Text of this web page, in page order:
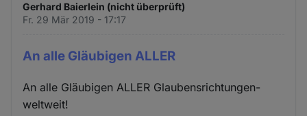
Gerhard Baierlein (nicht überprüft)
Fr. 29 Mär 2019 - 17:17
An alle Gläubigen ALLER
An alle Gläubigen ALLER Glaubensrichtungen-
weltweit!